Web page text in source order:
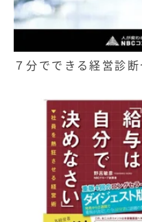
７分でできる経営診